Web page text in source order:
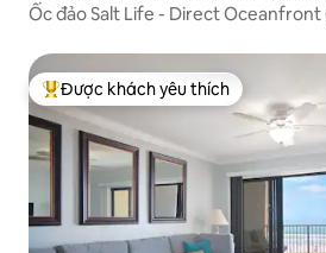
Ốc đảo Salt Life - Direct Oceanfront
Được khách yêu thích nhất
Được khách yêu thích